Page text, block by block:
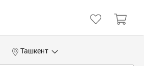
Ташкент